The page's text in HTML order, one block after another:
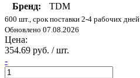
Бренд:
TDM
600 шт., срок поставки 2-4 рабочих дней
Обновлено 07.08.2026
Цена:
354.69 руб. / шт.
-